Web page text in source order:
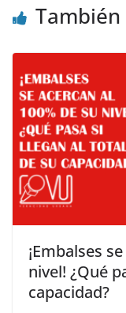
¡Embalses
nivel! ¿Qué
capacidad?